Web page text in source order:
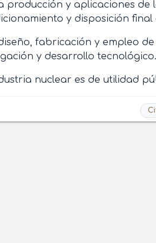
producción y aplicaciones de
y disposición final
fabricación y empleo
y desarrollo tecnológico.
nuclear es de utilidad